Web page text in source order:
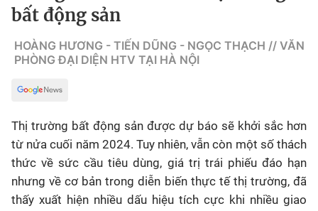
bất động sản
HOÀNG HƯƠNG - TIẾN DŨNG - NGỌC THẠCH // VĂN
PHÒNG ĐẠI DIỆN HTV TẠI HÀ NỘI
Thị trường bất động sản được dự báo sẽ khởi sắc hơn
từ nửa cuối năm 2024. Tuy nhiên, vẫn còn một số thách
thức về sức cầu tiêu dùng, giá trị trái phiếu đáo hạn
nhưng về cơ bản trong diễn biến thực tế thị trường, đã
thấy xuất hiện nhiều dấu hiệu tích cực khi nhiều giao